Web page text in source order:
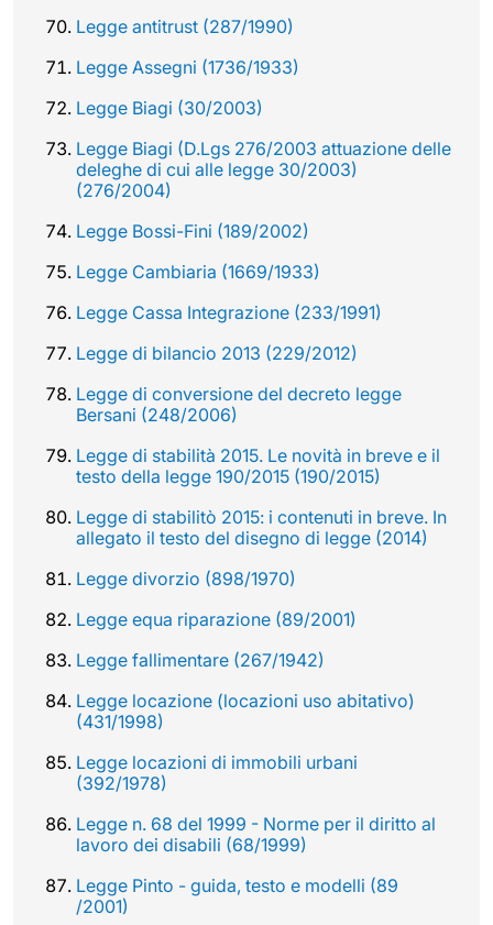
Legge antitrust (287/1990)
Legge Assegni (1736/1933)
Legge Biagi (30/2003)
Legge Biagi (D.Lgs 276/2003 attuazione delle
deleghe di cui alle legge 30/2003)
(276/2004)
Legge Bossi-Fini (189/2002)
Legge Cambiaria (1669/1933)
Legge Cassa Integrazione (233/1991)
Legge di bilancio 2013 (229/2012)
Legge di conversione del decreto legge
Bersani (248/2006)
Legge di stabilità 2015. Le novità in breve e il
testo della legge 190/2015 (190/2015)
Legge di stabilitò 2015: i contenuti in breve. In
allegato il testo del disegno di legge (2014)
Legge divorzio (898/1970)
Legge equa riparazione (89/2001)
Legge fallimentare (267/1942)
Legge locazione (locazioni uso abitativo)
(431/1998)
Legge locazioni di immobili urbani
(392/1978)
Legge n. 68 del 1999 - Norme per il diritto al
lavoro dei disabili (68/1999)
Legge Pinto - guida, testo e modelli (89
/2001)